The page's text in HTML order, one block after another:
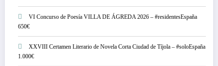
VI Concurso de Poesía VILLA DE ÁGREDA 2026 – #residentesEspaña
650€
XXVIII Certamen Literario de Novela Corta Ciudad de Tíjola – #soloEspaña
1.000€